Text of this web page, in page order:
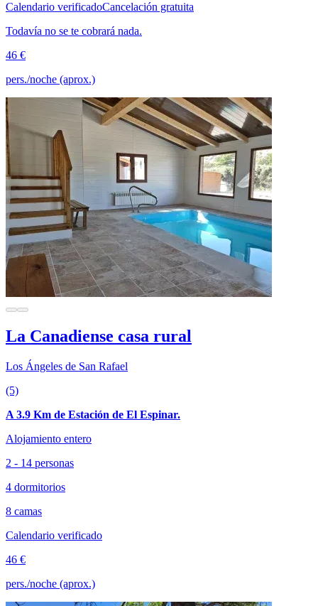
Calendario verificadoCancelación gratuita
Todavía no se te cobrará nada.
46 €
pers./noche (aprox.)
La Canadiense casa rural
Los Ángeles de San Rafael
(5)
A 3.9 Km de Estación de El Espinar.
Alojamiento entero
2 - 14 personas
4 dormitorios
8 camas
Calendario verificado
46 €
pers./noche (aprox.)